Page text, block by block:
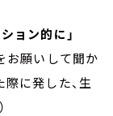
ョン的に」
お願いして聞か
に発した、生